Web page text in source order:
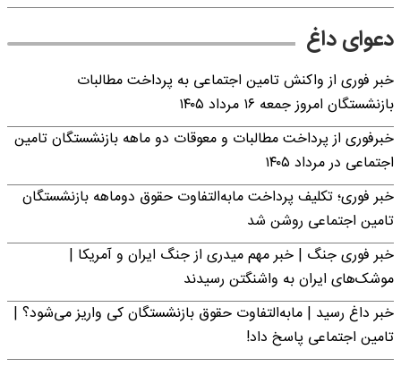
دعوای داغ
خبر فوری از واکنش تامین اجتماعی به پرداخت مطالبات
بازنشستگان امروز جمعه ۱۶ مرداد ۱۴۰۵
خبرفوری از پرداخت مطالبات و معوقات دو ماهه بازنشستگان تامین
اجتماعی در مرداد ۱۴۰۵
خبر فوری؛ تکلیف پرداخت مابه‌التفاوت حقوق دوماهه بازنشستگان
تامین اجتماعی روشن شد
خبر فوری جنگ | خبر مهم میدری از جنگ ایران و آمریکا |
موشک‌های ایران به واشنگتن رسیدند
خبر داغ رسید | مابه‌التفاوت حقوق بازنشستگان کی واریز می‌شود؟ |
تامین اجتماعی پاسخ داد!